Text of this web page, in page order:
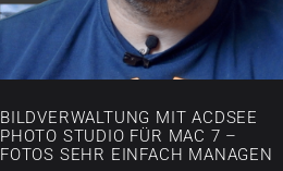
BILDVERWALTUNG MIT ACDSEE
PHOTO STUDIO FÜR MAC 7 –
FOTOS SEHR EINFACH MANAGEN